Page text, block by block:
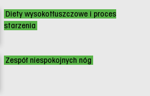
Diety wysokotłuszczowe i proces
starzenia
Zespół niespokojnych nóg